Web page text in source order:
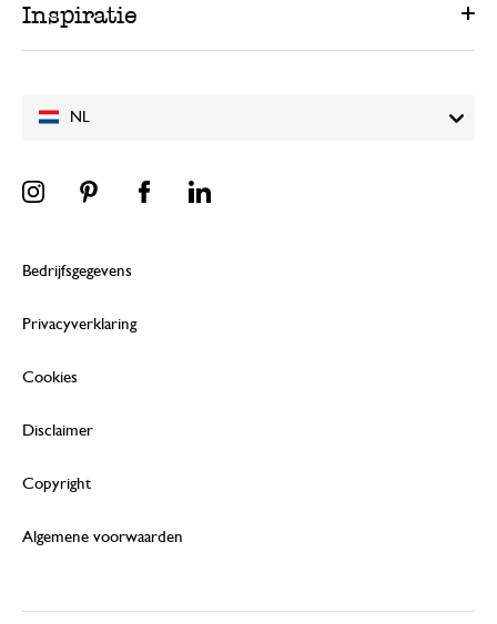
NL
Inspiratie
Bedrijfsgegevens
Privacyverklaring
Cookies
Disclaimer
Copyright
Algemene voorwaarden